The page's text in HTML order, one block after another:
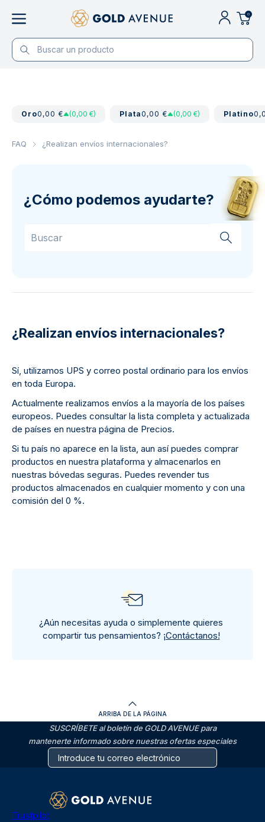
0
Oro0,00 € (0,00 €) Plata0,00 € (0,00 €) Platino
FAQ ¿Realizan envíos internacionales?
¿Cómo podemos ayudarte?
¿Realizan envíos internacionales?
Sí, utilizamos UPS y correo postal ordinario para los envíos
en toda Europa.
Actualmente realizamos envíos a la mayoría de los países
europeos. Puedes consultar la lista completa y actualizada
de países en nuestra página de Precios.
Si tu país no aparece en la lista, aun así puedes comprar
productos en nuestra plataforma y almacenarlos en
nuestras bóvedas seguras. Puedes revender tus
productos almacenados en cualquier momento y con una
comisión del 0 %.
¿Aún necesitas ayuda o simplemente quieres
compartir tus pensamientos? ¡Contáctanos!
ARRIBA DE LA PÁGINA
SUSCRÍBETE al boletín de GOLD AVENUE para
mantenerte informado sobre nuestras ofertas especiales
Trustpilot